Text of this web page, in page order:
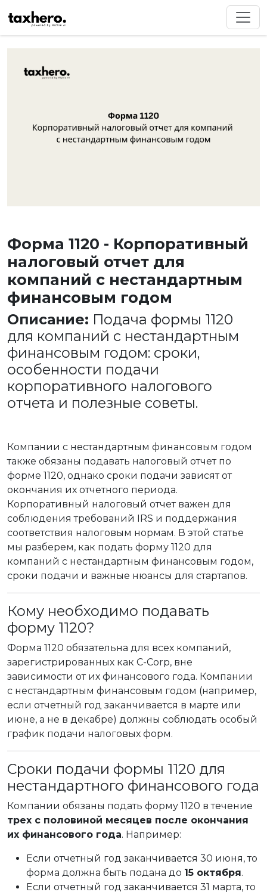
Форма 1120 - Корпоративный
налоговый отчет для
компаний с нестандартным
финансовым годом
Описание: Подача формы 1120
для компаний с нестандартным
финансовым годом: сроки,
особенности подачи
корпоративного налогового
отчета и полезные советы.
Компании с нестандартным финансовым годом
также обязаны подавать налоговый отчет по
форме 1120, однако сроки подачи зависят от
окончания их отчетного периода.
Корпоративный налоговый отчет важен для
соблюдения требований IRS и поддержания
соответствия налоговым нормам. В этой статье
мы разберем, как подать форму 1120 для
компаний с нестандартным финансовым годом,
сроки подачи и важные нюансы для стартапов.
Кому необходимо подавать
форму 1120?
Форма 1120 обязательна для всех компаний,
зарегистрированных как C-Corp, вне
зависимости от их финансового года. Компании
с нестандартным финансовым годом (например,
если отчетный год заканчивается в марте или
июне, а не в декабре) должны соблюдать особый
график подачи налоговых форм.
Сроки подачи формы 1120 для
нестандартного финансового года
Компании обязаны подать форму 1120 в течение
трех с половиной месяцев после окончания
их финансового года. Например:
Если отчетный год заканчивается 30 июня, то
форма должна быть подана до 15 октября.
Если отчетный год заканчивается 31 марта, то